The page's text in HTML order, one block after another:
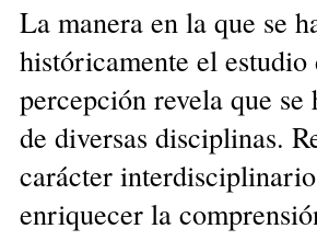
La manera en la que se
históricamente el estudio
percepción revela que
de diversas disciplinas.
carácter
enriquecer la